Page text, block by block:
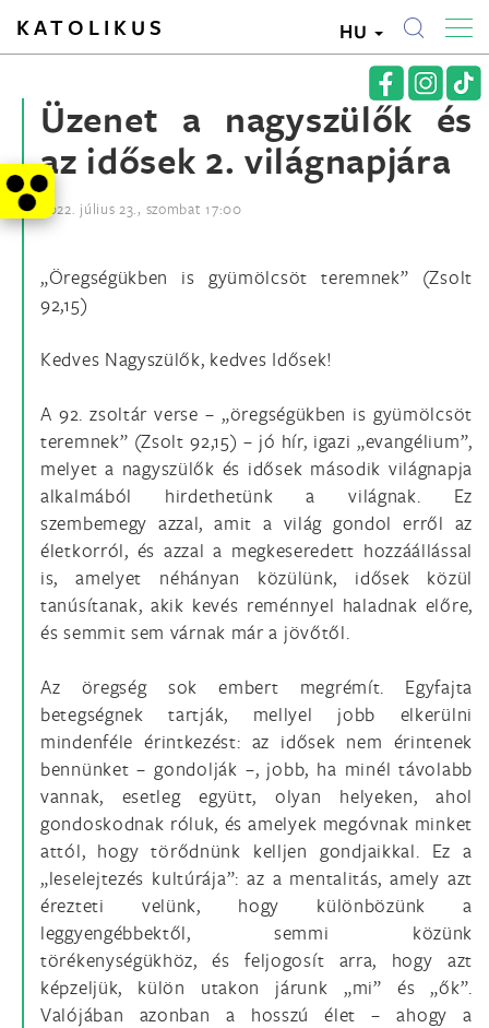
KATOLIKUS HU
Üzenet a nagyszülők és
az idősek 2. világnapjára
2022. július 23., szombat 17:00
„Öregségükben is gyümölcsöt teremnek” (Zsolt
92,15)
Kedves Nagyszülők, kedves Idősek!
A 92. zsoltár verse – „öregségükben is gyümölcsöt
teremnek” (Zsolt 92,15) – jó hír, igazi „evangélium”,
melyet a nagyszülők és idősek második világnapja
alkalmából hirdethetünk a világnak. Ez
szembemegy azzal, amit a világ gondol erről az
életkorról, és azzal a megkeseredett hozzáállással
is, amelyet néhányan közülünk, idősek közül
tanúsítanak, akik kevés reménnyel haladnak előre,
és semmit sem várnak már a jövőtől.
Az öregség sok embert megrémít. Egyfajta
betegségnek tartják, mellyel jobb elkerülni
mindenféle érintkezést: az idősek nem érintenek
bennünket – gondolják –, jobb, ha minél távolabb
vannak, esetleg együtt, olyan helyeken, ahol
gondoskodnak róluk, és amelyek megóvnak minket
attól, hogy törődnünk kelljen gondjaikkal. Ez a
„leselejtezés kultúrája”: az a mentalitás, amely azt
érezteti velünk, hogy különbözünk a
leggyengébbektől, semmi közünk
törékenységükhöz, és feljogosít arra, hogy azt
képzeljük, külön utakon járunk „mi” és „ők”.
Valójában azonban a hosszú élet – ahogy a